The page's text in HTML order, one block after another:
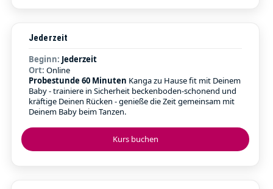
Kurs buchen
Jederzeit
Beginn: Jederzeit
Ort: Online
Probestunde 60 Minuten Kanga zu Hause fit mit Deinem
Baby - trainiere in Sicherheit beckenboden-schonend und
kräftige Deinen Rücken - genieße die Zeit gemeinsam mit
Deinem Baby beim Tanzen.